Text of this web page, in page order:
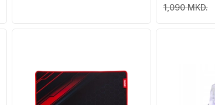
1,090 MKD.